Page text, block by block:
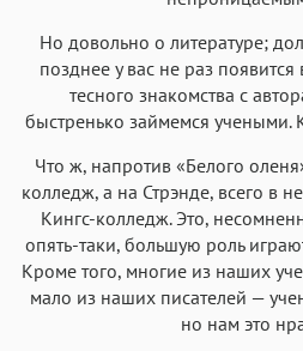
Но довольно о литературе;
позднее у вас не раз
тесного знакомства с
быстренько займемся учеными.
Что ж, напротив «Белого
колледж, а на Стрэнде, всего в
Кингс-колледж. Это,
опять-таки, большую роль
Кроме того, многие из наших
мало из наших писателей —
но нам это